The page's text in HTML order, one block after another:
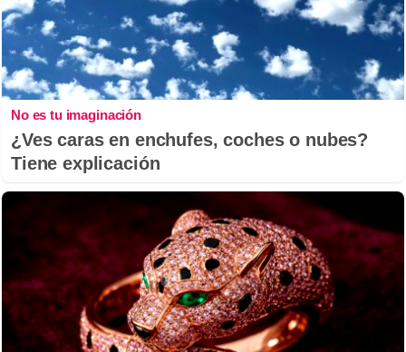
No es tu imaginación
¿Ves caras en enchufes, coches o nubes?
Tiene explicación